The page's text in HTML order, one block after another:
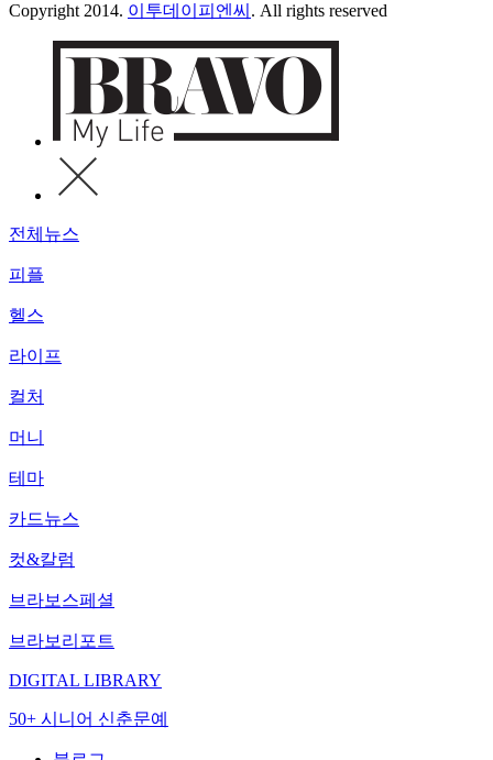
Copyright 2014. 이투데이피엔씨 . All rights reserved
전체뉴스
피플
헬스
라이프
컬처
머니
테마
카드뉴스
컷&칼럼
브라보스페셜
브라보리포트
DIGITAL LIBRARY
50+ 시니어 신춘문예